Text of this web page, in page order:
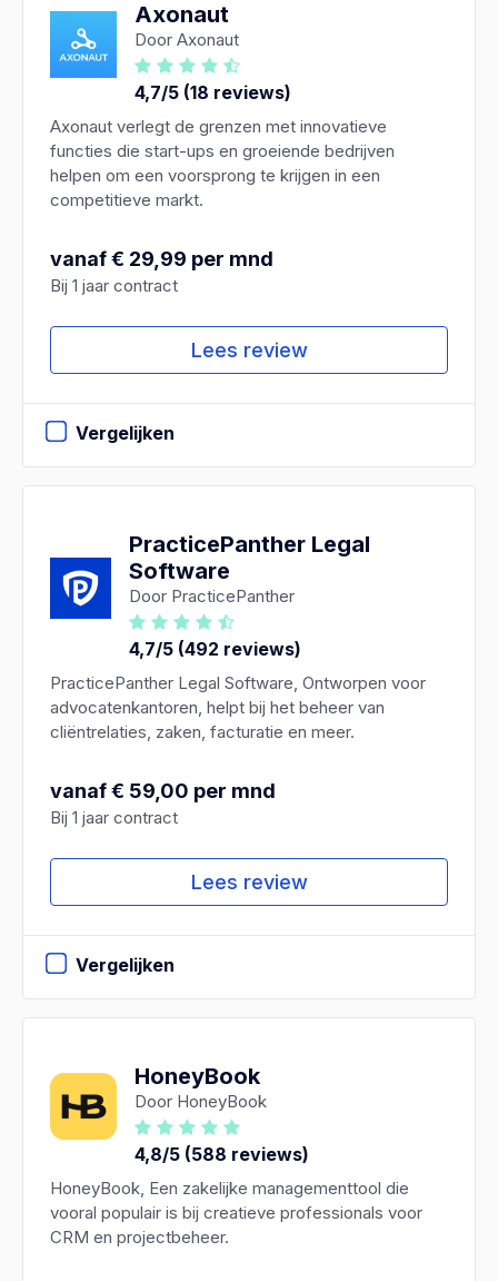
Axonaut
Door Axonaut
4,7/5 (18 reviews)
Axonaut verlegt de grenzen met innovatieve
functies die start-ups en groeiende bedrijven
helpen om een voorsprong te krijgen in een
competitieve markt.
vanaf € 29,99 per mnd
Bij 1 jaar contract
Lees review
Vergelijken
PracticePanther Legal
Software
Door PracticePanther
4,7/5 (492 reviews)
PracticePanther Legal Software, Ontworpen voor
advocatenkantoren, helpt bij het beheer van
cliëntrelaties, zaken, facturatie en meer.
vanaf € 59,00 per mnd
Bij 1 jaar contract
Lees review
Vergelijken
HoneyBook
Door HoneyBook
4,8/5 (588 reviews)
HoneyBook, Een zakelijke managementtool die
vooral populair is bij creatieve professionals voor
CRM en projectbeheer.